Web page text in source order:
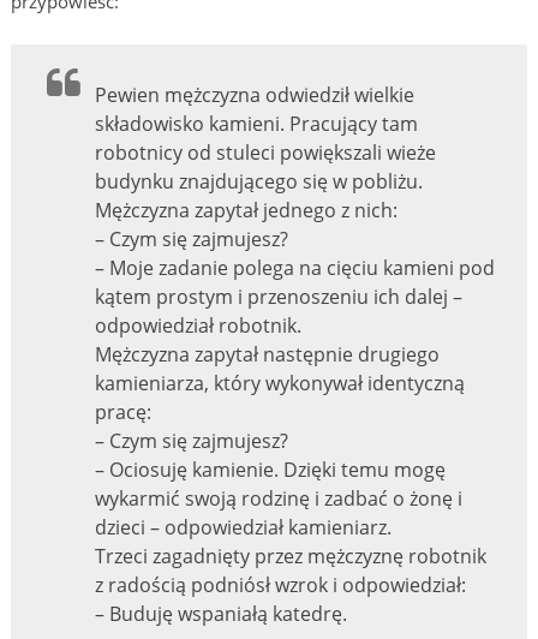
Pewien mężczyzna odwiedził wielkie
składowisko kamieni. Pracujący tam
robotnicy od stuleci powiększali wieże
budynku znajdującego się w pobliżu.
Mężczyzna zapytał jednego z nich:
– Czym się zajmujesz?
– Moje zadanie polega na cięciu kamieni pod
kątem prostym i przenoszeniu ich dalej –
odpowiedział robotnik.
Mężczyzna zapytał następnie drugiego
kamieniarza, który wykonywał identyczną
pracę:
– Czym się zajmujesz?
– Ociosuję kamienie. Dzięki temu mogę
wykarmić swoją rodzinę i zadbać o żonę i
dzieci – odpowiedział kamieniarz.
Trzeci zagadnięty przez mężczyznę robotnik
z radością podniósł wzrok i odpowiedział:
– Buduję wspaniałą katedrę.